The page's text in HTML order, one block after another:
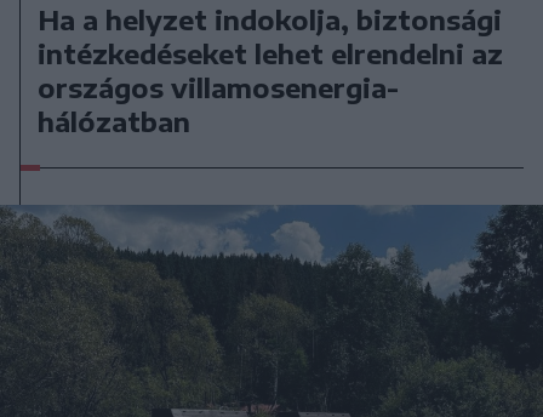
Ha a helyzet indokolja, biztonsági
intézkedéseket lehet elrendelni az
országos villamosenergia-
hálózatban